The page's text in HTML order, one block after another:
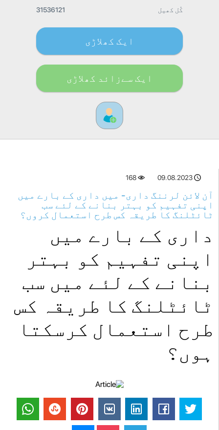
کُل کھیل 31536121
ایک کھلاڑی
ایک سےزائد کھلاڑی
09.08.2023
168
آن لائن لرننگ داری- میں داری کے بارے میں
اپنی تفہیم کو بہتر بنانے کے لئے سب
ٹائٹلنگ کا طریقہ کس طرح استعمال کروں؟
داری کے بارے میں
اپنی تفہیم کو بہتر
بنانے کے لئے میں سب
ٹائٹلنگ کا طریقہ کس
طرح استعمال کرسکتا
ہوں؟